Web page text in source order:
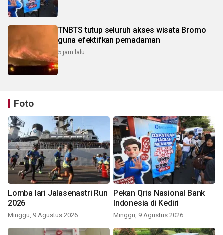
TNBTS tutup seluruh akses wisata Bromo
guna efektifkan pemadaman
5 jam lalu
Foto
Lomba lari Jalasenastri Run
2026
Minggu, 9 Agustus 2026
Pekan Qris Nasional Bank
Indonesia di Kediri
Minggu, 9 Agustus 2026